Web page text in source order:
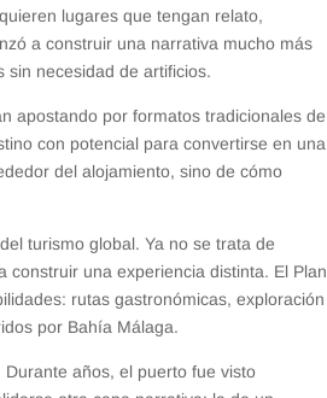
lugares que tengan relato,
a construir una narrativa mucho más
sin necesidad de artificios.
apostando por formatos tradicionales de
con potencial para convertirse en una
del alojamiento, sino de cómo
turismo global. Ya no se trata de
una experiencia distinta. El Plan
rutas gastronómicas, exploración
por Bahía Málaga.
años, el puerto fue visto